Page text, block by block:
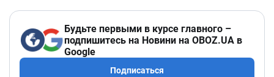
Будьте первыми в курсе главного –
подпишитесь на Новини на OBOZ.UA в
Google
Подписаться